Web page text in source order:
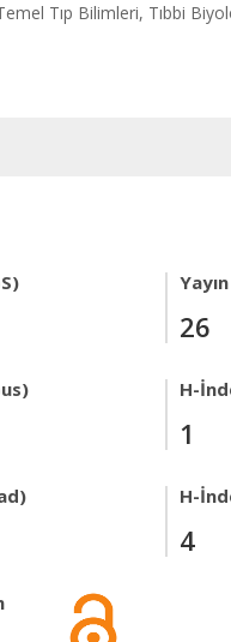
Tıp Bilimleri, Tıbbi
26
H-
1
H-
4